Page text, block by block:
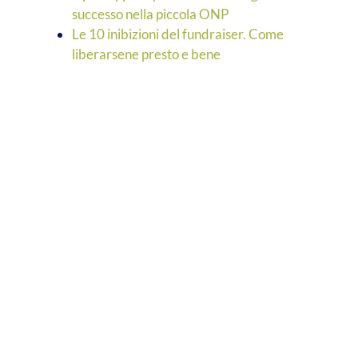
successo nella piccola ONP
Le 10 inibizioni del fundraiser. Come
liberarsene presto e bene